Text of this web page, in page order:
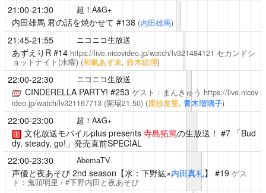
21:00-21:30 超！A&G+
内田雄馬 君の話を焼かせて #138 (内田雄馬)
21:45-21:55 ニコニコ生放送
あずえりR#14 https://live.nicovideo.jp/watch/lv321484121 セカンドシ
ョットナイト(水曜) (和氣あず未, 鈴木絵理)
22:00-22:30 ニコニコ生放送
CINDERELLA PARTY! #253 ゲスト：まんきゅう https://live.nicov
ideo.jp/watch/lv321167713(開場21:50) (原紗友里, 青木瑠璃子)
22:00-23:00 超！A&G+
！ 文化放送モバイルplus presents 寺島拓篤の生放送！ #7 「Bud
dy, steady, go!」発売直前SPECIAL
22:00-23:30
AbemaTV
声優と夜あそび2nd season【水：下野紘×内田真礼】 #19 ゲス
ト：鬼頭明里 / #下野内田と夜あそび